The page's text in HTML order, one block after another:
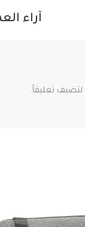
آراء
لتضيف تعليقاً.